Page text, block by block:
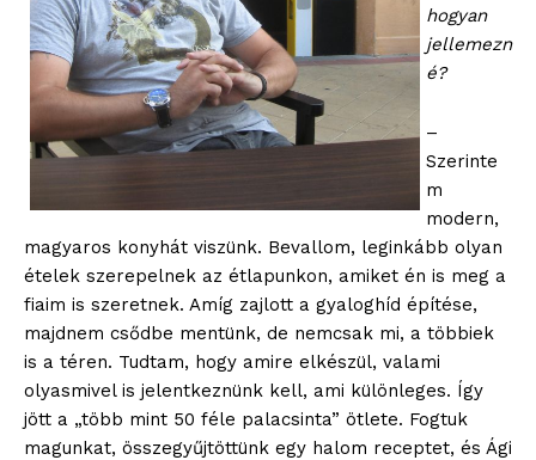
hogyan
jellemezn
é?
–
Szerinte
m
modern,
magyaros konyhát viszünk. Bevallom, leginkább olyan
ételek szerepelnek az étlapunkon, amiket én is meg a
fiaim is szeretnek. Amíg zajlott a gyaloghíd építése,
majdnem csődbe mentünk, de nemcsak mi, a többiek
is a téren. Tudtam, hogy amire elkészül, valami
olyasmivel is jelentkeznünk kell, ami különleges. Így
jött a „több mint 50 féle palacsinta” ötlete. Fogtuk
magunkat, összegyűjtöttünk egy halom receptet, és Ági